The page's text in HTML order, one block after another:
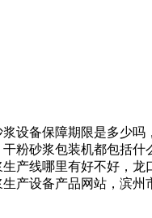
备保障期限是多少吗
粉砂浆包装机都包括
产线哪里有好不好，
产设备产品网站，滨